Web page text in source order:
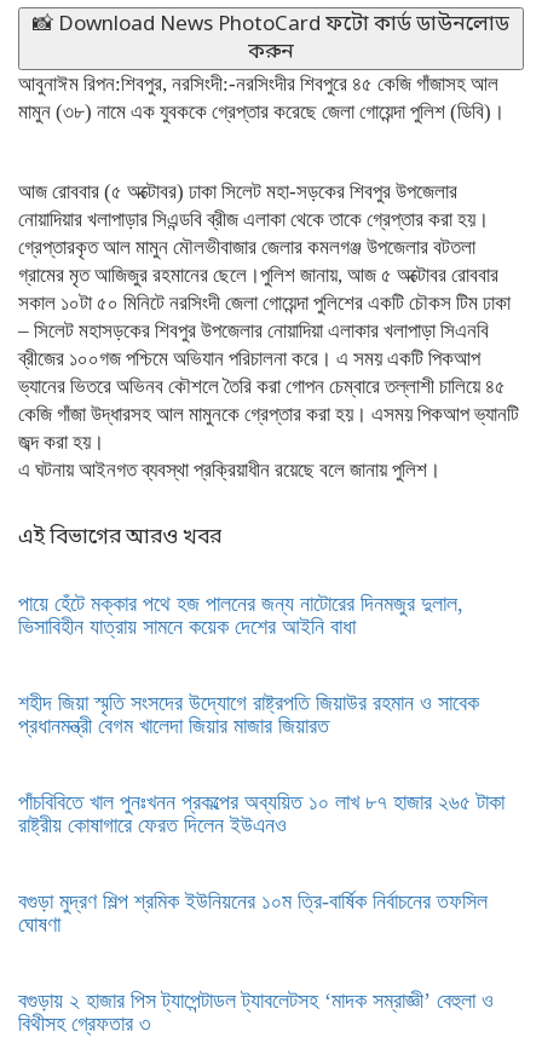
📸 Download News PhotoCard ফটো কার্ড ডাউনলোড
করুন
আবুনাঈম রিপন:শিবপুর, নরসিংদী:-নরসিংদীর শিবপুরে ৪৫ কেজি গাঁজাসহ আল
মামুন (৩৮) নামে এক যুবককে গ্রেপ্তার করেছে জেলা গোয়েন্দা পুলিশ (ডিবি)।
আজ রোববার (৫ অক্টোবর) ঢাকা সিলেট মহা-সড়কের শিবপুর উপজেলার
নোয়াদিয়ার খলাপাড়ার সিএন্ডবি ব্রীজ এলাকা থেকে তাকে গ্রেপ্তার করা হয়।
গ্রেপ্তারকৃত আল মামুন মৌলভীবাজার জেলার কমলগঞ্জ উপজেলার বটতলা
গ্রামের মৃত আজিজুর রহমানের ছেলে।পুলিশ জানায়, আজ ৫ অক্টোবর রোববার
সকাল ১০টা ৫০ মিনিটে নরসিংদী জেলা গোয়েন্দা পুলিশের একটি চৌকস টিম ঢাকা
– সিলেট মহাসড়কের শিবপুর উপজেলার নোয়াদিয়া এলাকার খলাপাড়া সিএনবি
ব্রীজের ১০০গজ পশ্চিমে অভিযান পরিচালনা করে। এ সময় একটি পিকআপ
ভ্যানের ভিতরে অভিনব কৌশলে তৈরি করা গোপন চেম্বারে তল্লাশী চালিয়ে ৪৫
কেজি গাঁজা উদ্ধারসহ আল মামুনকে গ্রেপ্তার করা হয়। এসময় পিকআপ ভ্যানটি
জব্দ করা হয়।
এ ঘটনায় আইনগত ব্যবস্থা প্রক্রিয়াধীন রয়েছে বলে জানায় পুলিশ।
এই বিভাগের আরও খবর
পায়ে হেঁটে মক্কার পথে হজ পালনের জন্য নাটোরের দিনমজুর দুলাল,
ভিসাবিহীন যাত্রায় সামনে কয়েক দেশের আইনি বাধা
শহীদ জিয়া স্মৃতি সংসদের উদ্যোগে রাষ্ট্রপতি জিয়াউর রহমান ও সাবেক
প্রধানমন্ত্রী বেগম খালেদা জিয়ার মাজার জিয়ারত
পাঁচবিবিতে খাল পুনঃখনন প্রকল্পের অব্যয়িত ১০ লাখ ৮৭ হাজার ২৬৫ টাকা
রাষ্ট্রীয় কোষাগারে ফেরত দিলেন ইউএনও
বগুড়া মুদ্রণ শিল্প শ্রমিক ইউনিয়নের ১০ম ত্রি-বার্ষিক নির্বাচনের তফসিল
ঘোষণা
বগুড়ায় ২ হাজার পিস ট্যাপেন্টাডল ট্যাবলেটসহ ‘মাদক সম্রাজ্ঞী’ বেহুলা ও
বিথীসহ গ্রেফতার ৩